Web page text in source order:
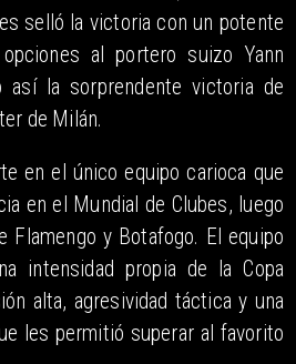
selló la victoria con un potente
al portero suizo Yann
así la sorprendente victoria de
de Milán.
en el único equipo carioca que
en el Mundial de Clubes, luego
Flamengo y Botafogo. El equipo
intensidad propia de la Copa
alta, agresividad táctica y una
les permitió superar al favorito